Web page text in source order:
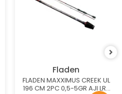
Fladen
FLADEN MAXXIMUS CREEK UL
196 CM 2PC 0,5-5GR AJI LRF